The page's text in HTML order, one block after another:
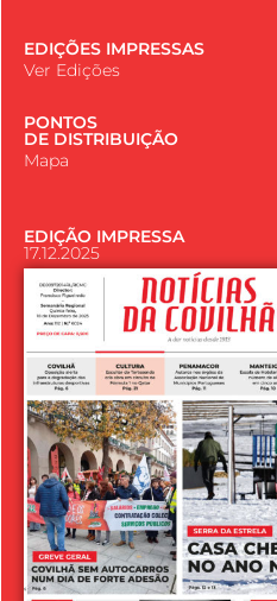
EDIÇÕES IMPRESSAS
Ver Edições
PONTOS
DE DISTRIBUIÇÃO
Mapa
EDIÇÃO IMPRESSA
17.12.2025